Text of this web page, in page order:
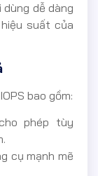
dễ dàng
suất của
bao gồm:
phép tùy
cụ mạnh mẽ